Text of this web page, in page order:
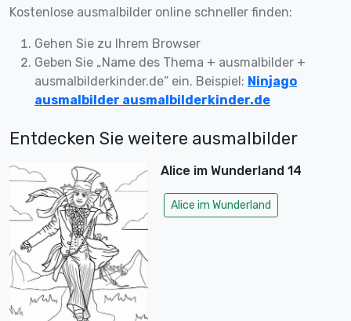
Kostenlose ausmalbilder online schneller finden:
Gehen Sie zu Ihrem Browser
Geben Sie „Name des Thema + ausmalbilder +
ausmalbilderkinder.de“ ein. Beispiel: Ninjago
ausmalbilder ausmalbilderkinder.de
Entdecken Sie weitere ausmalbilder
Alice im Wunderland 14
Alice im Wunderland